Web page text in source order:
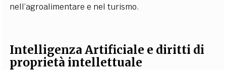
nell’agroalimentare e nel turismo.
Intelligenza Artificiale e diritti di
proprietà intellettuale